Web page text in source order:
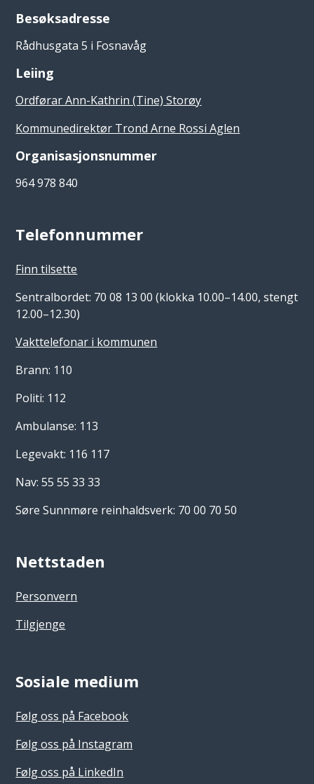
Besøksadresse
Rådhusgata 5 i Fosnavåg
Leiing
Ordførar Ann-Kathrin (Tine) Storøy
Kommunedirektør Trond Arne Rossi Aglen
Organisasjonsnummer
964 978 840
Telefonnummer
Finn tilsette
Sentralbordet: 70 08 13 00 (klokka 10.00–14.00, stengt
12.00–12.30)
Vakttelefonar i kommunen
Brann: 110
Politi: 112
Ambulanse: 113
Legevakt: 116 117
Nav: 55 55 33 33
Søre Sunnmøre reinhaldsverk: 70 00 70 50
Nettstaden
Personvern
Tilgjenge
Sosiale medium
Følg oss på Facebook
Følg oss på Instagram
Følg oss på LinkedIn